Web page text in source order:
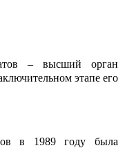
– высший орган
этапе его
в 1989 году была